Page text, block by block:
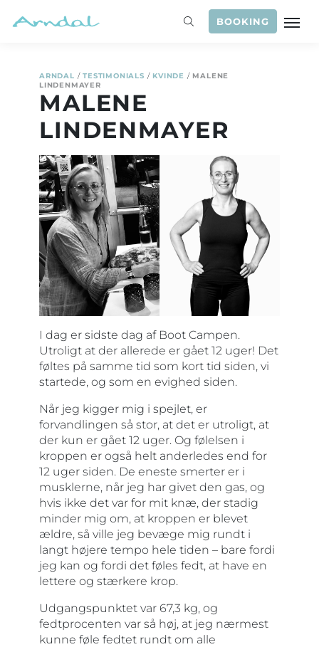
BOOKING
ARNDAL /TESTIMONIALS / KVINDE / MALENE
LINDENMAYER
MALENE
LINDENMAYER
I dag er sidste dag af Boot Campen.
Utroligt at der allerede er gået 12 uger! Det
føltes på samme tid som kort tid siden, vi
startede, og som en evighed siden.
Når jeg kigger mig i spejlet, er
forvandlingen så stor, at det er utroligt, at
der kun er gået 12 uger. Og følelsen i
kroppen er også helt anderledes end for
12 uger siden. De eneste smerter er i
musklerne, når jeg har givet den gas, og
hvis ikke det var for mit knæ, der stadig
minder mig om, at kroppen er blevet
ældre, så ville jeg bevæge mig rundt i
langt højere tempo hele tiden – bare fordi
jeg kan og fordi det føles fedt, at have en
lettere og stærkere krop.
Udgangspunktet var 67,3 kg, og
fedtprocenten var så høj, at jeg nærmest
kunne føle fedtet rundt om alle